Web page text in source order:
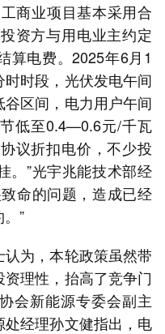
商业项目基本采用合
资方与用电业主约定
算电费。2025年6月1
时段，光伏发电午间
区间，电力用户午间
低至0.4—0.6元/千瓦
议折扣电价，不少投
。”光宇兆能技术部经
命的问题，造成已经
”
为，本轮政策虽然带
理性，抬高了竞争门
会新能源专委会副主
经理孙文健指出，电